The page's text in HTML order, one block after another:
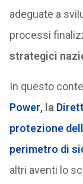
adeguate a
processi
strategici
In questo
Power, la
protezione
perimetro di
altri aventi lo